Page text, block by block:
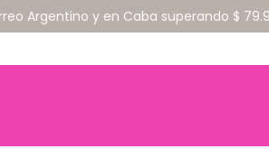
Argentino y en Caba superando $